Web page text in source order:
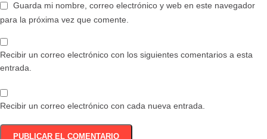
Guarda mi nombre, correo electrónico y web en este navegador
para la próxima vez que comente.
Recibir un correo electrónico con los siguientes comentarios a esta
entrada.
Recibir un correo electrónico con cada nueva entrada.